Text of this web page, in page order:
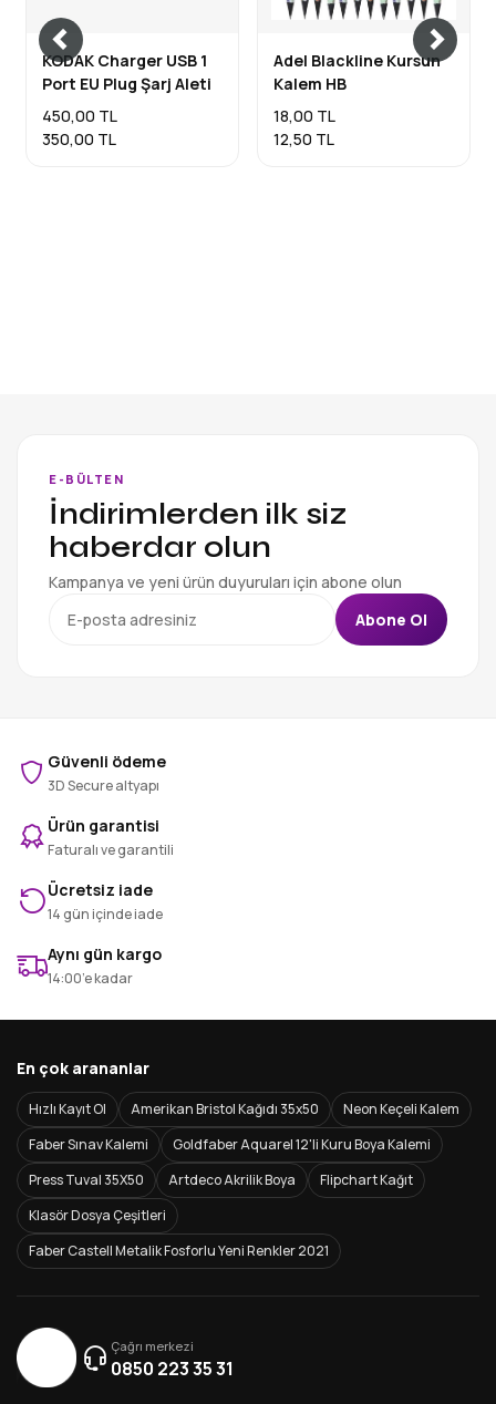
KODAK Charger USB 1
Port EU Plug Şarj Aleti
450,00 TL
350,00 TL
Adel Blackline Kursun
Kalem HB
18,00 TL
12,50 TL
E-BÜLTEN
İndirimlerden ilk siz
haberdar olun
Kampanya ve yeni ürün duyuruları için abone olun
Abone Ol
Güvenli ödeme
3D Secure altyapı
Ürün garantisi
Faturalı ve garantili
Ücretsiz iade
14 gün içinde iade
Aynı gün kargo
14:00’e kadar
En çok arananlar
Hızlı Kayıt Ol Amerikan Bristol Kağıdı 35x50
Neon Keçeli Kalem
Faber Sınav Kalemi
Goldfaber Aquarel 12'li Kuru Boya Kalemi
Press Tuval 35X50
Artdeco Akrilik Boya
Flipchart Kağıt
Klasör Dosya Çeşitleri
Faber Castell Metalik Fosforlu Yeni Renkler 2021
Çağrı merkezi
0850 223 35 31